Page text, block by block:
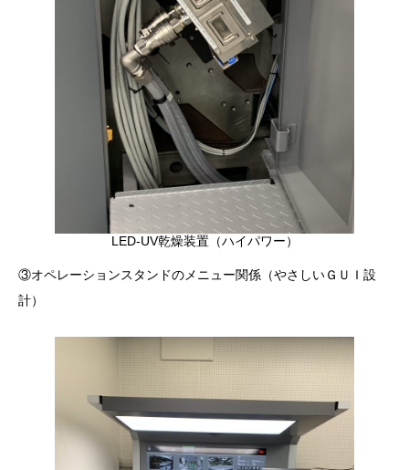
LED-UV乾燥装置（ハイパワー）
③オペレーションスタンドのメニュー関係（やさしいＧＵＩ設
計）